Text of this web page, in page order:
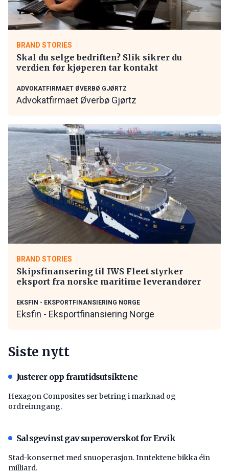
BRAND STORIES
Skal du selge bedriften? Slik sikrer du
verdien før kjøperen tar kontakt
ADVOKATFIRMAET ØVERBØ GJØRTZ
Advokatfirmaet Øverbø Gjørtz
BRAND STORIES
Skipsfinansering til IWS Fleet styrker
eksport fra norske maritime leverandører
EKSFIN - EKSPORTFINANSIERING NORGE
Eksfin - Eksportfinansiering Norge
Siste nytt
Justerer opp framtidsutsiktene
Hexagon Composites ser betring i marknad og
ordreinngang.
Salsgevinst gav superoverskot for Ervik
Stad-konsernet med snuoperasjon. Inntektene bikka éin
milliard.